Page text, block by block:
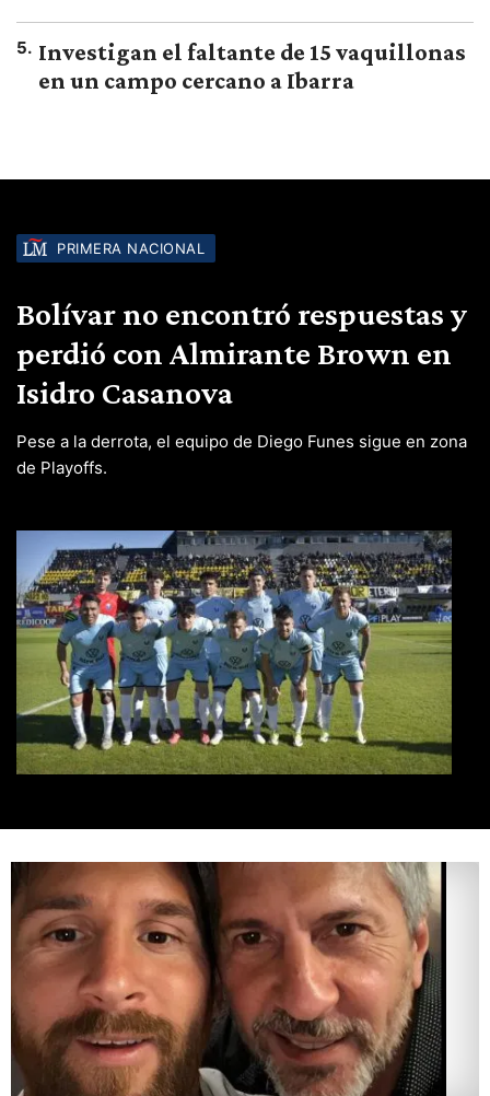
5. Investigan el faltante de 15 vaquillonas
en un campo cercano a Ibarra
PRIMERA NACIONAL
Bolívar no encontró respuestas y
perdió con Almirante Brown en
Isidro Casanova
Pese a la derrota, el equipo de Diego Funes sigue en zona
de Playoffs.